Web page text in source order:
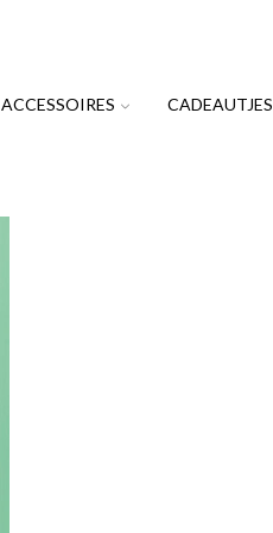
ACCESSOIRES CADEAUTJES